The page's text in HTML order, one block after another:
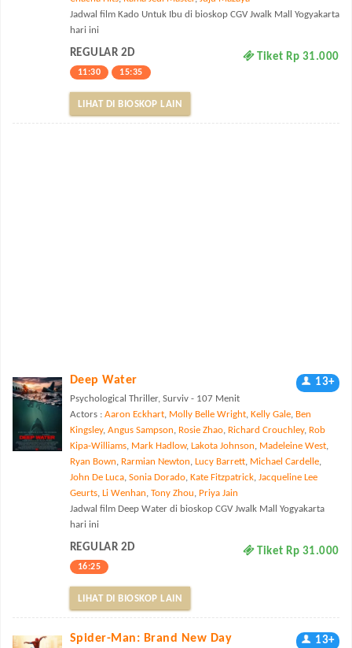
Jadwal film Kado Untuk Ibu di bioskop CGV Jwalk Mall Yogyakarta
hari ini
REGULAR 2D Tiket Rp 31.000
11:30 15:35
LIHAT DI BIOSKOP LAIN
Deep Water 13+
Psychological Thriller, Surviv - 107 Menit
Actors : Aaron Eckhart, Molly Belle Wright, Kelly Gale, Ben
Kingsley, Angus Sampson, Rosie Zhao, Richard Crouchley, Rob
Kipa-Williams, Mark Hadlow, Lakota Johnson, Madeleine West,
Ryan Bown, Rarmian Newton, Lucy Barrett, Michael Cardelle,
John De Luca, Sonia Dorado, Kate Fitzpatrick, Jacqueline Lee
Geurts, Li Wenhan, Tony Zhou, Priya Jain
Jadwal film Deep Water di bioskop CGV Jwalk Mall Yogyakarta
hari ini
REGULAR 2D Tiket Rp 31.000
16:25
LIHAT DI BIOSKOP LAIN
Spider-Man: Brand New Day 13+